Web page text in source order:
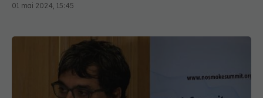
01 mai 2024, 15:45